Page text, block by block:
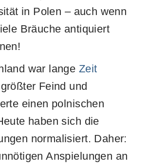
in Polen – auch wenn
Bräuche antiquiert
war lange Zeit
Feind und
einen polnischen
haben sich die
normalisiert. Daher:
Anspielungen an